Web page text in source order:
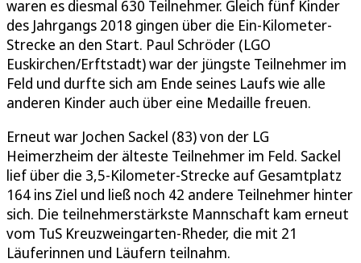
waren es diesmal 630 Teilnehmer. Gleich fünf Kinder
des Jahrgangs 2018 gingen über die Ein-Kilometer-
Strecke an den Start. Paul Schröder (LGO
Euskirchen/Erftstadt) war der jüngste Teilnehmer im
Feld und durfte sich am Ende seines Laufs wie alle
anderen Kinder auch über eine Medaille freuen.
Erneut war Jochen Sackel (83) von der LG
Heimerzheim der älteste Teilnehmer im Feld. Sackel
lief über die 3,5-Kilometer-Strecke auf Gesamtplatz
164 ins Ziel und ließ noch 42 andere Teilnehmer hinter
sich. Die teilnehmerstärkste Mannschaft kam erneut
vom TuS Kreuzweingarten-Rheder, die mit 21
Läuferinnen und Läufern teilnahm.